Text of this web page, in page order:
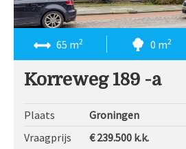
65 m2 0 m2
Korreweg 189 -a
Plaats
Groningen
Vraagprijs
€ 239.500 k.k.